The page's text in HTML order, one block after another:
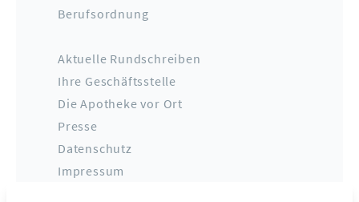
Berufsordnung
Aktuelle Rundschreiben
Ihre Geschäftsstelle
Die Apotheke vor Ort
Presse
Datenschutz
Impressum